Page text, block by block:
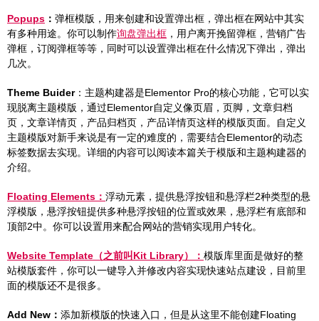
Popups ： 弹框模版，用来创建和设置弹出框，弹出框在网站中其实
有多种用途。你可以制作询盘弹出框 ，用户离开挽留弹框，营销广告
弹框，订阅弹框等等，同时可以设置弹出框在什么情况下弹出，弹出
几次。
Theme Buider：主题构建器是Elementor Pro的核心功能，它可以实
现脱离主题模版，通过Elementor自定义像页眉，页脚，文章归档
页，文章详情页，产品归档页，产品详情页这样的模版页面。自定义
主题模版对新手来说是有一定的难度的，需要结合Elementor的动态
标签数据去实现。详细的内容可以阅读本篇关于模版和主题构建器的
介绍。
Floating Elements： 浮动元素，提供悬浮按钮和悬浮栏2种类型的悬
浮模版，悬浮按钮提供多种悬浮按钮的位置或效果，悬浮栏有底部和
顶部2中。你可以设置用来配合网站的营销实现用户转化。
Website Template（之前叫Kit Library）： 模版库里面是做好的整
站模版套件，你可以一键导入并修改内容实现快速站点建设，目前里
面的模版还不是很多。
Add New： 添加新模版的快速入口，但是从这里不能创建Floating